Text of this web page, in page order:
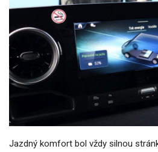
Jazdný komfort bol vždy silnou